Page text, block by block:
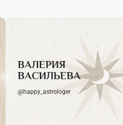
ВАЛЕРИЯ
ВАСИЛЬЕВА
@happy_astrologer